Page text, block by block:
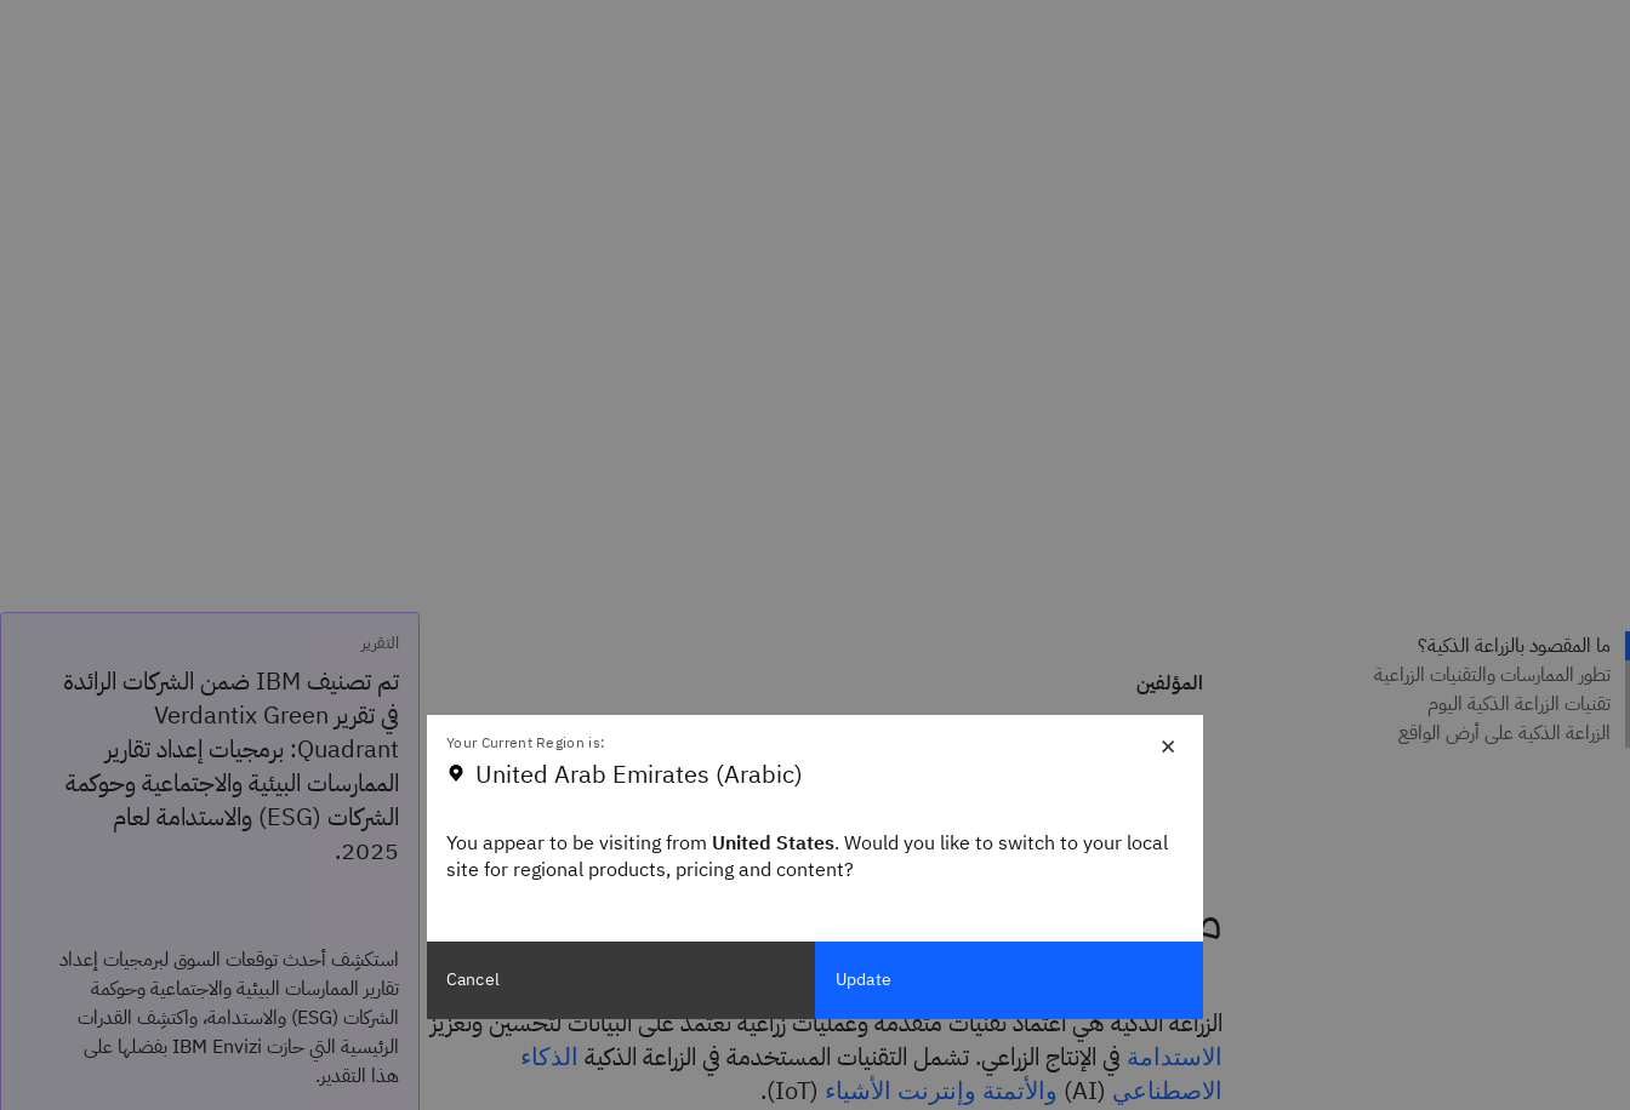
المؤلفين
Alexandra Jonker
IBM Think
ما المقصود بالزراعة الذكية؟
الزراعة الذكية هي اعتماد تقنيات متقدمة وعمليات زراعية تعتمد على البيانات لتحسين وتعزيز
الاستدامة في الإنتاج الزراعي. تشمل التقنيات المستخدمة في الزراعة الذكية الذكاء
الاصطناعي (AI) والأتمتة وإنترنت الأشياء (IoT).
التقرير
تم تصنيف IBM ضمن الشركات الرائدة
في تقرير Verdantix Green
Quadrant: برمجيات إعداد تقارير
الممارسات البيئية والاجتماعية وحوكمة
الشركات (ESG) والاستدامة لعام
2025.
استكشِف أحدث توقعات السوق لبرمجيات إعداد
تقارير الممارسات البيئية والاجتماعية وحوكمة
الشركات (ESG) والاستدامة، واكتشِف القدرات
الرئيسية التي حازت IBM Envizi بفضلها على
هذا التقدير.
×
Your Current Region is:
United Arab Emirates (Arabic)
You appear to be visiting from United States. Would you like to switch to your local
site for regional products, pricing and content?
Cancel Update